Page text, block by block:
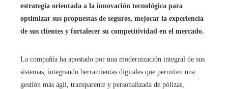
estrategia orientada a la innovación tecnológica para
optimizar sus propuestas de seguros, mejorar la experiencia
de sus clientes y fortalecer su competitividad en el mercado.
La compañía ha apostado por una modernización integral de sus
sistemas, integrando herramientas digitales que permiten una
gestión más ágil, transparente y personalizada de pólizas,